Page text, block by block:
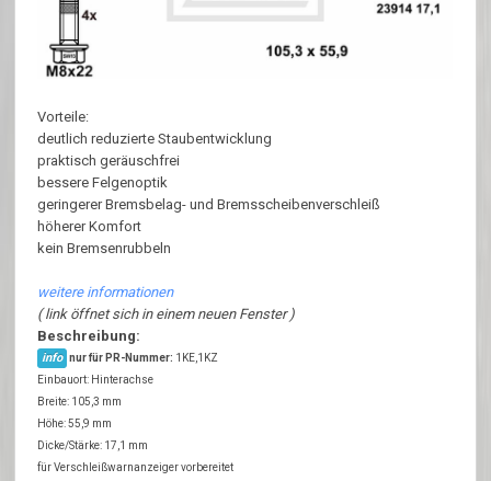
Vorteile:
deutlich reduzierte Staubentwicklung
praktisch geräuschfrei
bessere Felgenoptik
geringerer Bremsbelag- und Bremsscheibenverschleiß
höherer Komfort
kein Bremsenrubbeln
weitere informationen
( link öffnet sich in einem neuen Fenster )
Beschreibung:
info nur für PR-Nummer: 1KE,1KZ
Einbauort: Hinterachse
Breite: 105,3 mm
Höhe: 55,9 mm
Dicke/Stärke: 17,1 mm
für Verschleißwarnanzeiger vorbereitet